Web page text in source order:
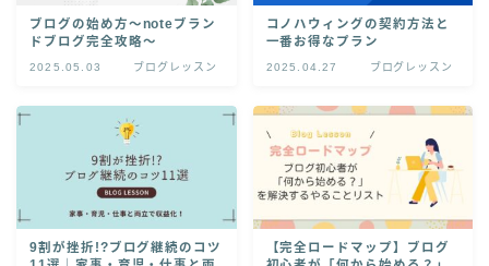
ブログの始め方〜noteブラン
ドブログ完全攻略〜
2025.05.03 ブログレッスン
コノハウィングの契約方法と
一番お得なプラン
2025.04.27 ブログレッスン
9割が挫折!?ブログ継続のコツ
【完全ロードマップ】ブログ